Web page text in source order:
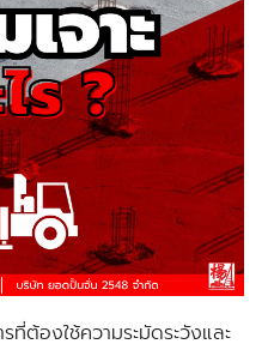
รที่ต้องใช้ความระมัดระวังและ